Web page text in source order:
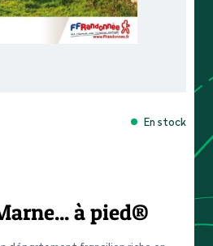
En stock
à pied®